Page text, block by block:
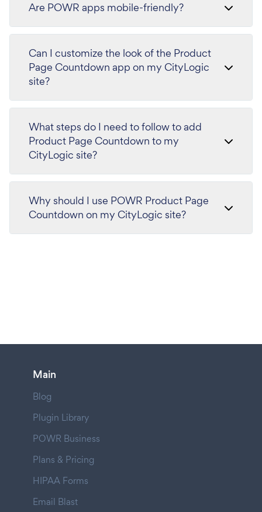
Are POWR apps mobile-friendly?
Can I customize the look of the Product
Page Countdown app on my CityLogic
site?
What steps do I need to follow to add
Product Page Countdown to my
CityLogic site?
Why should I use POWR Product Page
Countdown on my CityLogic site?
Main
Blog
Plugin Library
POWR Business
Plans & Pricing
HIPAA Forms
Email Blast